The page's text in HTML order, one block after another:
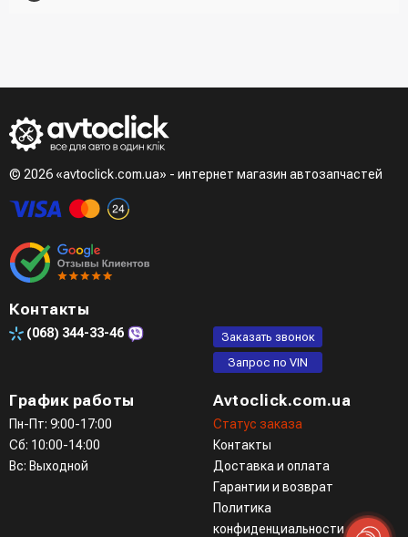
наберет менеджер для подтверждения и уточнения данных.
Третий вариант - сделать заказ по телефонном режиме
при разговоре с менеджером
Четвертый вариант - заказать через доступные
мессенджеры (viber, telegram)
- LiqPay при оформлении заказа через корзину
© 2026 «avtoclick.com.ua» - интернет магазин автозапчастей
Контакты
(068) 344-33-46
Заказать звонок
Запрос по VIN
График работы
Пн-Пт: 9:00-17:00
Сб: 10:00-14:00
Вс: Выходной
Avtoclick.com.ua
Статус заказа
Контакты
Доставка и оплата
Гарантии и возврат
Политика
конфиденциальности